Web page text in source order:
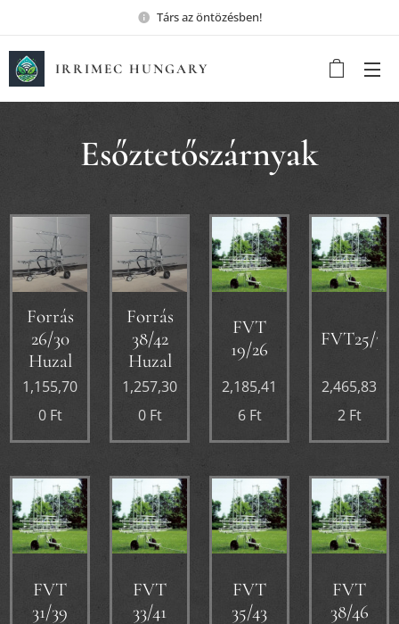
Társ az öntözésben!
IRRIMEC HUNGARY
Esőztetőszárnyak
Forrás
26/30
Huzal
1,155,70
0Ft
Forrás
38/42
Huzal
1,257,30
0Ft
FVT
19/26
2,185,41
6Ft
FVT25/32
2,465,83
2Ft
FVT
31/39
FVT
33/41
FVT
35/43
FVT
38/46